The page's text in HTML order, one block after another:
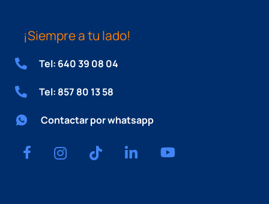
¡Siempre a tu lado!
Tel: 640 39 08 04
Tel: 857 80 13 58
Contactar por whatsapp